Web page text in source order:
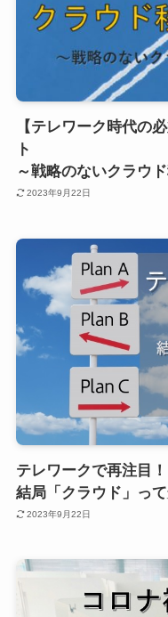
【テレワーク時代の
ト
～戦略のないクラウ
2023年9月22日
テレワークで再注目！
結局「クラウド」っ
2023年9月22日